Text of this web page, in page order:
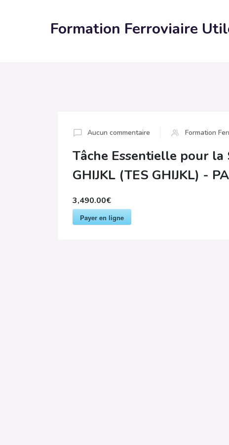
Formation Ferroviaire
Aucun commentaire Formation
Tâche Essentielle pour la
GHIJKL (TES GHIJKL) -
3,490.00€
Payer en ligne